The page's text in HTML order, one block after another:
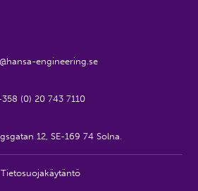
engineering.se
(0) 20 743 7110
12, SE-169 74 Solna.
Tietosuojakäytäntö